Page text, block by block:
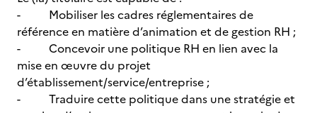
- Mobiliser les cadres réglementaires de
référence en matière d’animation et de gestion RH ;
- Concevoir une politique RH en lien avec la
mise en œuvre du projet
d’établissement/service/entreprise ;
- Traduire cette politique dans une stratégie et